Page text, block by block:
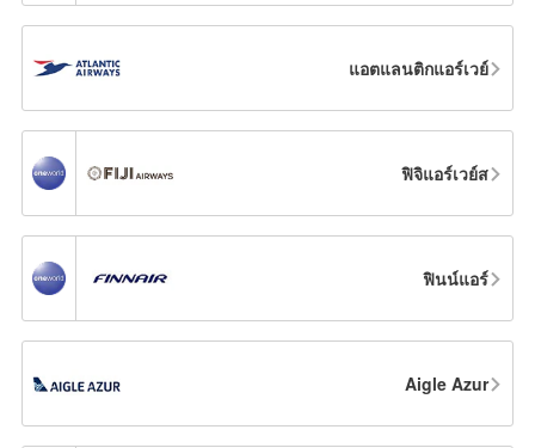
แอตแลนติกแอร์เวย์
ฟิจิแอร์เวย์ส
ฟินน์แอร์
Aigle Azur